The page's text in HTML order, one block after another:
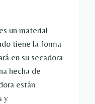
un material
tiene la forma
en su secadora
hecha de
están
y